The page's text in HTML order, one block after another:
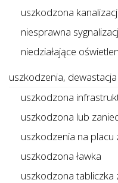
uszkodzona
niesprawna
niedziałające
uszkodzenia, dewastacja
uszkodzona
uszkodzona lub
uszkodzenia na placu
uszkodzona ławka
uszkodzona tabliczka